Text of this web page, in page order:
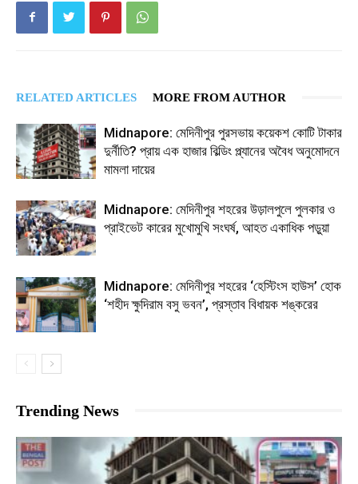
RELATED ARTICLES MORE FROM AUTHOR
Midnapore: মেদিনীপুর পুরসভায় কয়েকশ কোটি টাকার
দুর্নীতি? প্রায় এক হাজার বিল্ডিং প্ল্যানের অবৈধ অনুমোদনে
মামলা দায়ের
Midnapore: মেদিনীপুর শহরের উড়ালপুলে পুলকার ও
প্রাইভেট কারের মুখোমুখি সংঘর্ষ, আহত একাধিক পড়ুয়া
Midnapore: মেদিনীপুর শহরের ‘হেস্টিংস হাউস’ হোক
‘শহীদ ক্ষুদিরাম বসু ভবন’, প্রস্তাব বিধায়ক শঙ্করের
Trending News